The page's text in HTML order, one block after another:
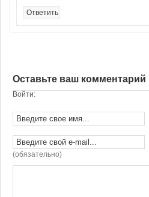
Ответить
Оставьте ваш комментарий
Войти:
(обязательно)